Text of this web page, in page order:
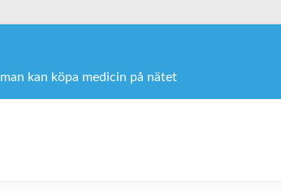
kan köpa medicin på nätet